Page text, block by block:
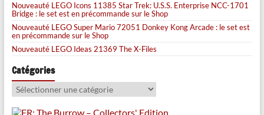
Nouveauté LEGO Icons 11385 Star Trek: U.S.S. Enterprise NCC-1701
Bridge : le set est en précommande sur le Shop
Nouveauté LEGO Super Mario 72051 Donkey Kong Arcade : le set est
en précommande sur le Shop
Nouveauté LEGO Ideas 21369 The X-Files
Catégories
Catégories